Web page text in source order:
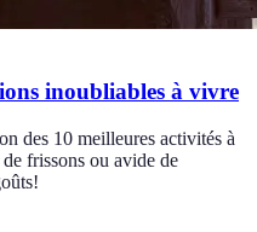
inoubliables à vivre
des 10 meilleures activités à
frissons ou avide de